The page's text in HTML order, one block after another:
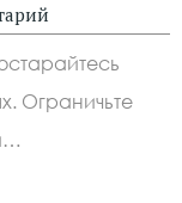
Ограничьте